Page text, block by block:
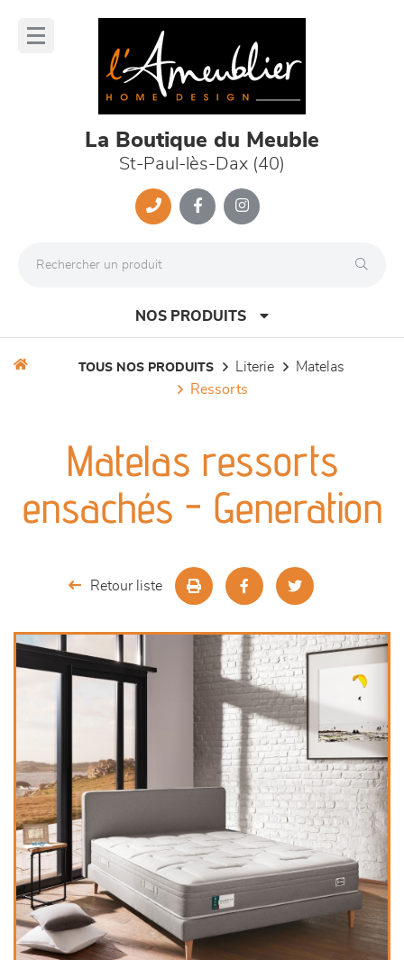
La Boutique du Meuble
St-Paul-lès-Dax (40)
NOS PRODUITS
séjours
meubles de complément
décoration
TOUS NOS PRODUITS literie
matelas
ressorts
Matelas ressorts
ensachés - Generation
Retour liste